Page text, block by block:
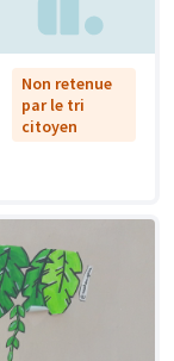
Non retenue
par le tri
citoyen